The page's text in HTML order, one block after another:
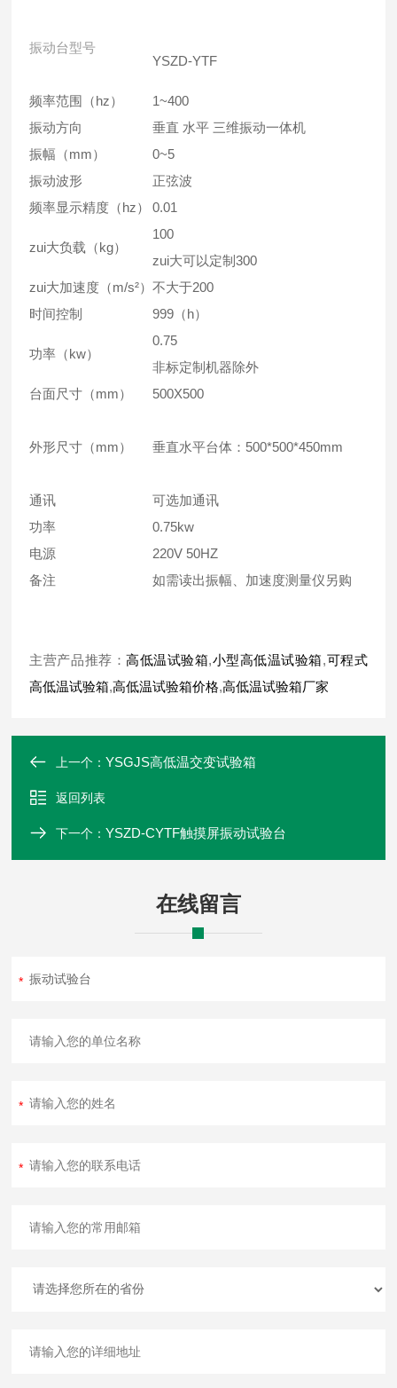
振动台型号
YSZD-YTF
频率范围（hz）
1~400
振动方向
垂直 水平 三维振动一体机
振幅（mm）
0~5
振动波形
正弦波
频率显示精度（hz）
0.01
zui大负载（kg）
100
zui大可以定制300
zui大加速度（m/s²）不大于200
时间控制
999（h）
功率（kw）
0.75
非标定制机器除外
台面尺寸（mm）
500X500
外形尺寸（mm） 垂直水平台体：500*500*450mm
通讯
可选加通讯
功率
0.75kw
电源
220V 50HZ
备注
如需读出振幅、加速度测量仪另购
主营产品推荐：高低温试验箱,小型高低温试验箱,可程式
高低温试验箱,高低温试验箱价格,高低温试验箱厂家
上一个：YSGJS高低温交变试验箱
返回列表
下一个：YSZD-CYTF触摸屏振动试验台
在线留言